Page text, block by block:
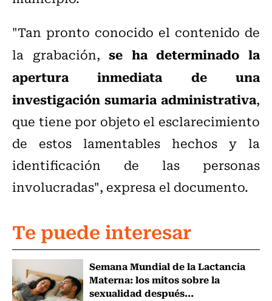
"Tan pronto conocido el contenido de
la grabación,se ha determinado la
apertura inmediata de una
investigación sumaria administrativa,
que tiene por objeto el esclarecimiento
de estos lamentables hechos y la
identificación de las personas
involucradas", expresa el documento.
Te puede interesar
Semana Mundial de la Lactancia
Materna: los mitos sobre la
sexualidad después...